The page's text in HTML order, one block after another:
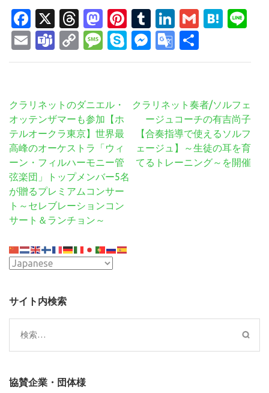
Facebook
X Threads
Mastodon
Pinterest
Tumblr
LinkedIn
Gmail
EmailTeams
Copy
Link
Message
SkypeMessenger
Google
Translate
有
投
稿
ナ
ビ
ゲ
ー
シ
ョ
ン
クラリネットのダニエル・
オッテンザマーも参加【ホ
テルオークラ東京】世界最
高峰のオーケストラ「ウィ
ーン・フィルハーモニー管
弦楽団」トップメンバー5名
が贈るプレミアムコンサー
ト～セレブレーションコン
サート＆ランチョン～
クラリネット奏者/ソルフェ
ージュコーチの有吉尚子
【合奏指導で使えるソルフ
ェージュ】～生徒の耳を育
てるトレーニング～を開催
サイト内検索
検
索:
協賛企業・団体様